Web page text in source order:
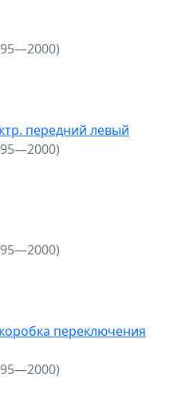
передний левый
переключения